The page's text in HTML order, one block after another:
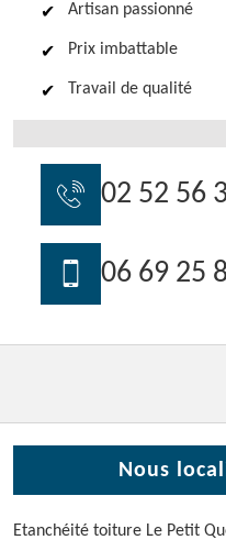
Artisan passionné
Prix imbattable
Travail de qualité
02 52 56
06 69 25
Nous
Etanchéité toiture Le Petit